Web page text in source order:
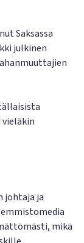
Saksassa
julkinen
johtaja ja
mikä